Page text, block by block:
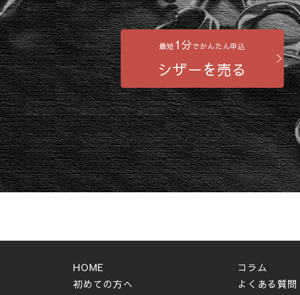
最短 1分でかんたん申込
シザーを売る
HOME
初めての方へ
コラム
よくある質問